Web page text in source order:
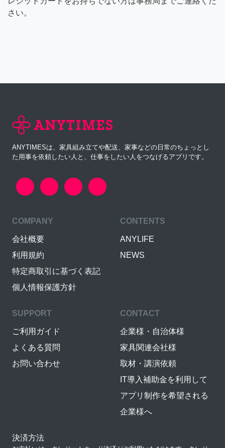
さい。
ANYTIMESは、家具組み立てや配送、家事などの日常のちょっとし
た用事を依頼したい人と、仕事をしたい人をつなげるアプリです。
COMPANY
会社概要
利用規約
特定商取引に基づく表記
個人情報保護方針
CONTENTS
ANYLIFE
NEWS
SUPPORT
ご利用ガイド
よくある質問
お問い合わせ
CONTACT
企業様・自治体様
家具関連会社様
取材・講演依頼
IT導入補助金を利用して
アプリ制作を希望される
企業様へ
決済方法